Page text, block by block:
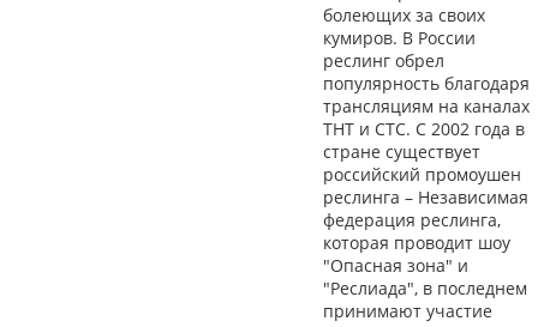
болеющих за своих
кумиров. В России
реслинг обрел
популярность благодаря
трансляциям на каналах
ТНТ и СТС. С 2002 года в
стране существует
российский промоушен
реслинга – Независимая
федерация реслинга,
которая проводит шоу
"Опасная зона" и
"Реслиада", в последнем
принимают участие